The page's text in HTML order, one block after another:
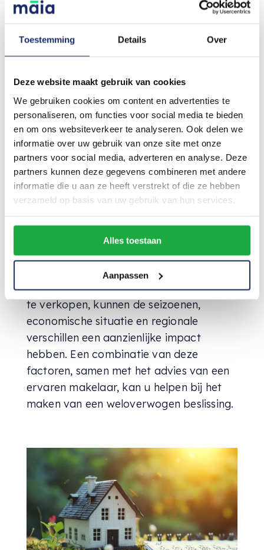
Toestemming Details Over
Deze website maakt gebruik van cookies
We gebruiken cookies om content en advertenties te
personaliseren, om functies voor social media te bieden
en om ons websiteverkeer te analyseren. Ook delen we
informatie over uw gebruik van onze site met onze
partners voor social media, adverteren en analyse. Deze
partners kunnen deze gegevens combineren met andere
informatie die u aan ze heeft verstrekt of die ze hebben
verzameld op basis van uw gebruik van hun services.
Alles toestaan
Aanpassen
inzichten biedt voor huizenverkopers.
Rol van de Makelaar
Een ervaren makelaar kan van
onschatbare waarde zijn bij het bepalen
verkopen. Zij beschikken over lokale
marktkennis en kunnen advies geven
over de optimale verkoopstrategie. Ook
kunnen zij helpen bij het navigeren door
de huidige markttrends en economische
situaties.
Conclusie
Hoewel er geen ‘one-size-fits-all’
antwoord is op de beste tijd om een huis
te verkopen, kunnen de seizoenen,
economische situatie en regionale
verschillen een aanzienlijke impact
hebben. Een combinatie van deze
factoren, samen met het advies van een
ervaren makelaar, kan u helpen bij het
maken van een weloverwogen beslissing.